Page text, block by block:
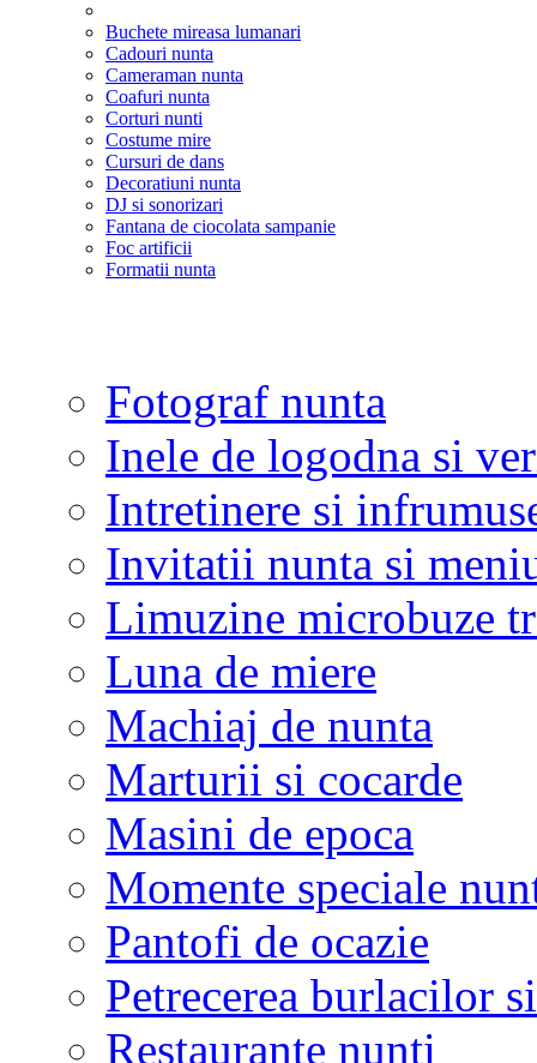
Buchete mireasa lumanari
Cadouri nunta
Cameraman nunta
Coafuri nunta
Corturi nunti
Costume mire
Cursuri de dans
Decoratiuni nunta
DJ si sonorizari
Fantana de ciocolata sampanie
Foc artificii
Formatii nunta
Fotograf nunta
Inele de logodna si
Intretinere si
Invitatii nunta si
Limuzine microbuze
Luna de miere
Machiaj de nunta
Marturii si cocarde
Masini de epoca
Momente speciale
Pantofi de ocazie
Petrecerea burlacilor
Restaurante nunti